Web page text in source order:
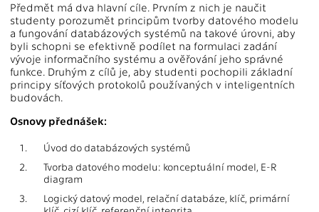
Předmět má dva hlavní cíle. Prvním z nich je naučit
studenty porozumět principům tvorby datového modelu
a fungování databázových systémů na takové úrovni, aby
byli schopni se efektivně podílet na formulaci zadání
vývoje informačního systému a ověřování jeho správné
funkce. Druhým z cílů je, aby studenti pochopili základní
principy síťových protokolů používaných v inteligentních
budovách.
Osnovy přednášek:
1.
Úvod do databázových systémů
2.
Tvorba datového modelu: konceptuální model, E-R
diagram
3.
Logický datový model, relační databáze, klíč, primární